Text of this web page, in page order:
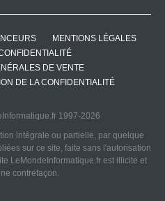
MENTIONS LÉGALES
DE VENTE
DE LA CONFIDENTIALITÉ
1997-2026
intégrale ou partielle, par quelque
sur ce site, faite sans l'autorisation
LeMondeInformatique.fr est illicite et
contrefaçon.